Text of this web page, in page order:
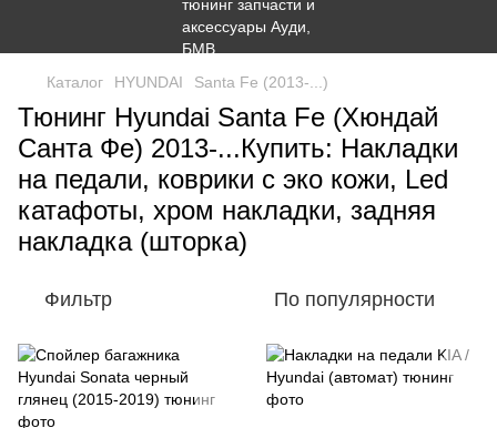
Каталог HYUNDAI Santa Fe (2013-...)
Тюнинг Hyundai Santa Fe (Хюндай
Санта Фе) 2013-...Купить: Накладки
на педали, коврики с эко кожи, Led
катафоты, хром накладки, задняя
накладка (шторка)
Фильтр По популярности